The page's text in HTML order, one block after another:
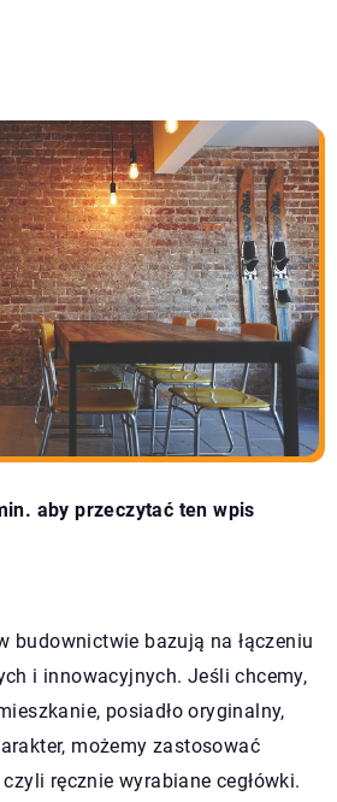
aby przeczytać ten wpis
budownictwie bazują na łączeniu
i innowacyjnych. Jeśli chcemy,
posiadło oryginalny,
możemy zastosować
ręcznie wyrabiane cegłówki.